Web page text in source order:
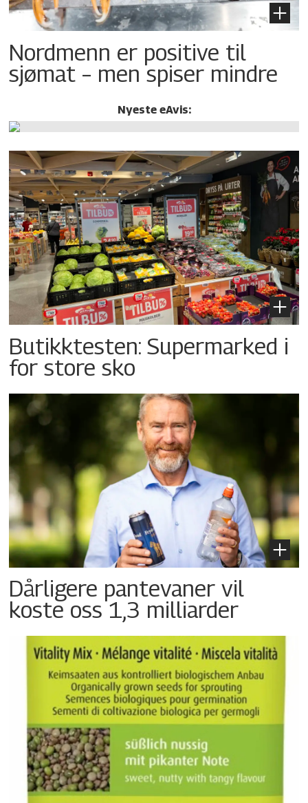
Nordmenn er positive til
sjømat – men spiser mindre
Nyeste eAvis:
Butikktesten: Supermarked i
for store sko
Dårligere pantevaner vil
koste oss 1,3 milliarder